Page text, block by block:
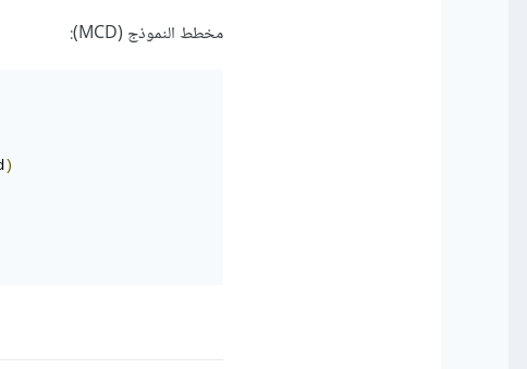
مخطط النموذج (MCD):
)